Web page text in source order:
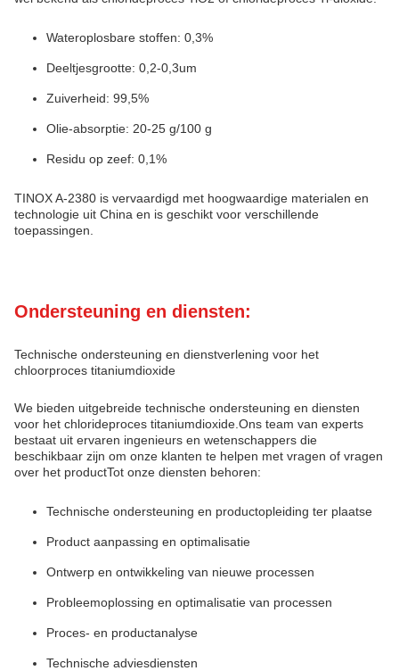
Wateroplosbare stoffen: 0,3%
Deeltjesgrootte: 0,2-0,3um
Zuiverheid: 99,5%
Olie-absorptie: 20-25 g/100 g
Residu op zeef: 0,1%
TINOX A-2380 is vervaardigd met hoogwaardige materialen en
technologie uit China en is geschikt voor verschillende
toepassingen.
Ondersteuning en diensten:
Technische ondersteuning en dienstverlening voor het
chloorproces titaniumdioxide
We bieden uitgebreide technische ondersteuning en diensten
voor het chlorideproces titaniumdioxide.Ons team van experts
bestaat uit ervaren ingenieurs en wetenschappers die
beschikbaar zijn om onze klanten te helpen met vragen of vragen
over het productTot onze diensten behoren:
Technische ondersteuning en productopleiding ter plaatse
Product aanpassing en optimalisatie
Ontwerp en ontwikkeling van nieuwe processen
Probleemoplossing en optimalisatie van processen
Proces- en productanalyse
Technische adviesdiensten